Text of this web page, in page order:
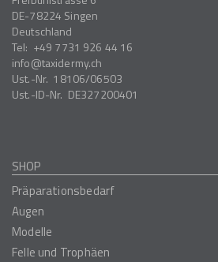
DE-78224 Singen
Deutschland
Tel: +49 7731 926 44 16
info
taxidermy.ch
Ust.-Nr. 18106/06503
Ust.-ID-Nr. DE327200401
SHOP
Präparationsbedarf
Augen
Modelle
Felle und Trophäen